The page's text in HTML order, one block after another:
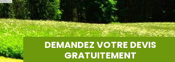
DEMANDEZ VOTRE DEVIS
GRATUITEMENT